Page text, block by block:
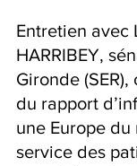
Entretien avec
HARRIBEY,
Gironde
du rapport
une Europe
service des